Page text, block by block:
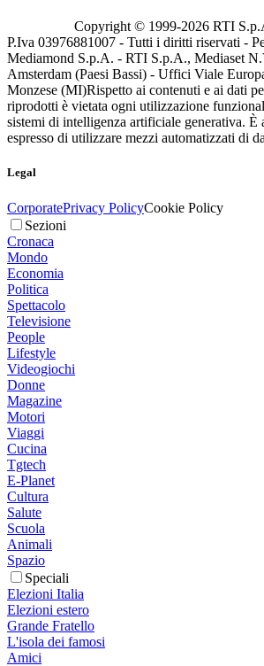
Copyright © 1999-2026 RTI
P.Iva 03976881007 - Tutti i diritti riservati -
Mediamond S.p.A. - RTI S.p.A., Mediaset
Amsterdam (Paesi Bassi) - Uffici Viale
Monzese (MI)Rispetto ai contenuti e ai dati
riprodotti è vietata ogni utilizzazione
sistemi di intelligenza artificiale generativa. È
espresso di utilizzare mezzi automatizzati di
Legal
CorporatePrivacy PolicyCookie Policy
Sezioni
Cronaca
Mondo
Economia
Politica
Spettacolo
Televisione
People
Lifestyle
Videogiochi
Donne
Magazine
Motori
Viaggi
Cucina
Tgtech
E-Planet
Cultura
Salute
Scuola
Animali
Spazio
Speciali
Elezioni Italia
Elezioni estero
Grande Fratello
L'isola dei famosi
Amici